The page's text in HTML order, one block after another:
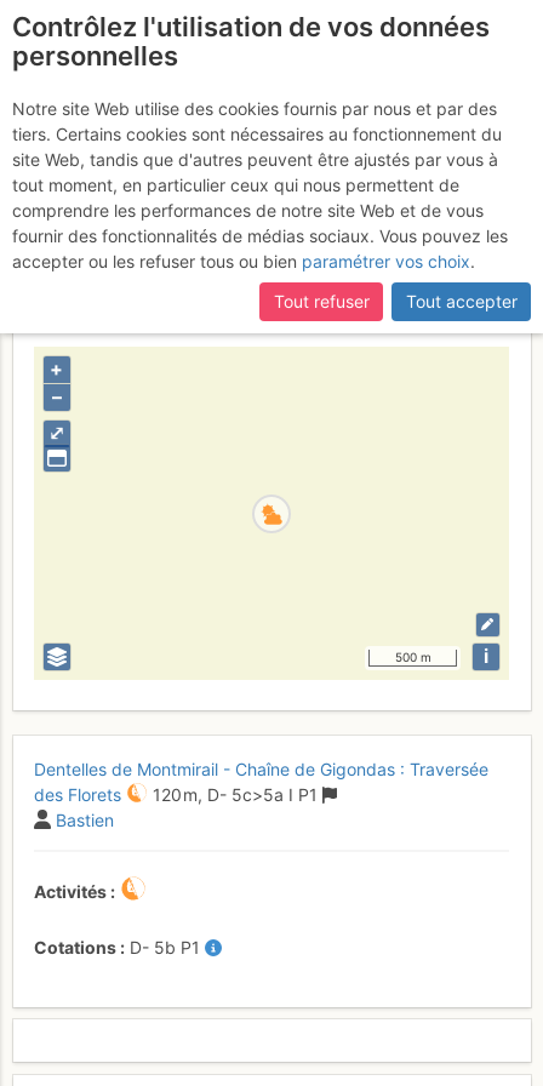
Dentelles de Montmirail
- Chaîne de Gigondas :
Traversée des Florets
Samedi
29 avril 2017
Luberon - Baronnies - Saoû
⤢
+
–
500 m i
Dentelles de Montmirail - Chaîne de Gigondas : Traversée
des Florets
120 m, D- 5c>5a I P1
Bastien
Activités
Cotations D- 5b P1
Contrôlez l'utilisation de vos données
personnelles
Notre site Web utilise des cookies fournis par nous et par des
tiers. Certains cookies sont nécessaires au fonctionnement du
site Web, tandis que d'autres peuvent être ajustés par vous à
tout moment, en particulier ceux qui nous permettent de
comprendre les performances de notre site Web et de vous
fournir des fonctionnalités de médias sociaux. Vous pouvez les
accepter ou les refuser tous ou bien paramétrer vos choix.
Tout refuser
Tout accepter